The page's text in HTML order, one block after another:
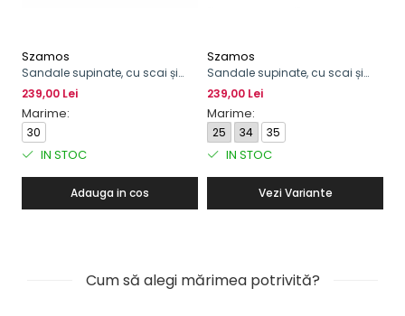
Szamos
Sandale supinate, cu scai și
cataramă, pentru băieți
239,00 Lei
Marime:
30
IN STOC
Adauga in cos
Szamos
Sandale supinate, cu scai și
cataramă, pentru băieți, model
239,00 Lei
Marime:
25 34 35
IN STOC
Vezi Variante
Cum să alegi mărimea potrivită?